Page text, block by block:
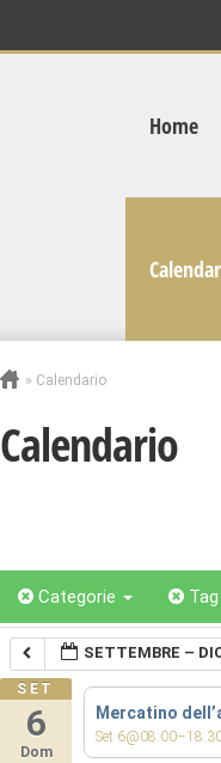
Home
» Calendario
Calendario
Categorie Tag
SETTEMBRE –
SET
6
Dom
Mercatino
Set